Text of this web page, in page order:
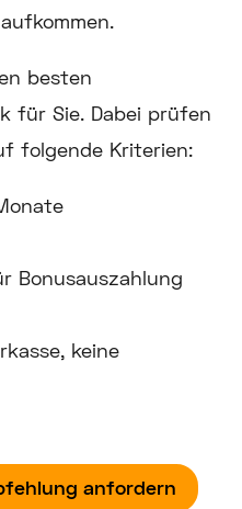
besten
für Sie. Dabei prüfen
folgende Kriterien:
Bonusauszahlung
keine
anfordern